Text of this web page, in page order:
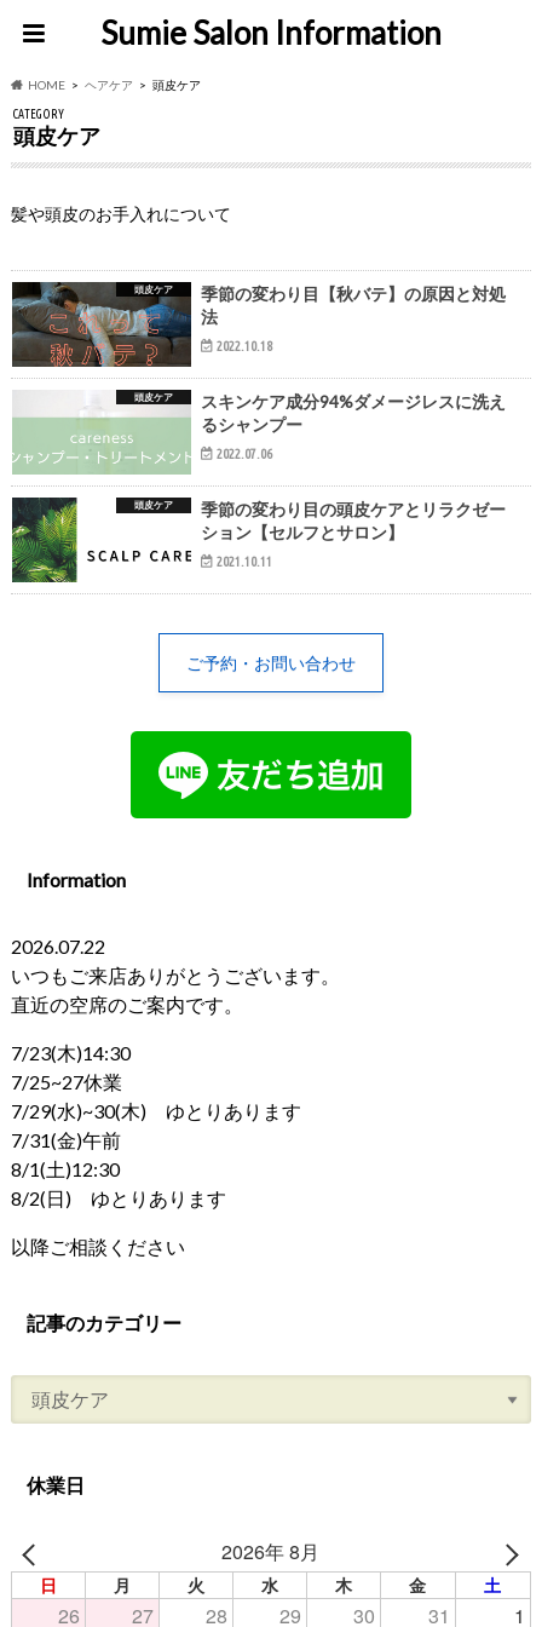
Sumie Salon Information
HOME ヘアケア 頭皮ケア
CATEGORY
頭皮ケア
髪や頭皮のお手入れについて
頭皮ケア
季節の変わり目【秋バテ】の原因と対処
法
2022.10.18
頭皮ケア
スキンケア成分94%ダメージレスに洗え
るシャンプー
2022.07.06
頭皮ケア
季節の変わり目の頭皮ケアとリラクゼー
ション【セルフとサロン】
2021.10.11
ご予約・お問い合わせ
Information
2026.07.22
いつもご来店ありがとうございます。
直近の空席のご案内です。
7/23(木)14:30
7/25~27休業
7/29(水)~30(木) ゆとりあります
7/31(金)午前
8/1(土)12:30
8/2(日) ゆとりあります
以降ご相談ください
記事のカテゴリー
休業日
2026年 8月
日 月 火 水 木 金 土
26 27 28 29 30 31 1